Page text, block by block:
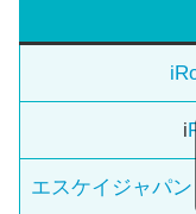
i
エスケイジャパ